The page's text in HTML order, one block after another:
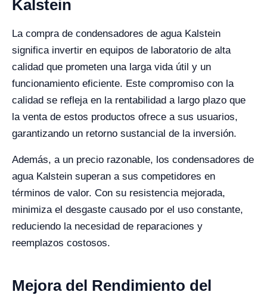
Kalstein
La compra de condensadores de agua Kalstein
significa invertir en equipos de laboratorio de alta
calidad que prometen una larga vida útil y un
funcionamiento eficiente. Este compromiso con la
calidad se refleja en la rentabilidad a largo plazo que
la venta de estos productos ofrece a sus usuarios,
garantizando un retorno sustancial de la inversión.
Además, a un precio razonable, los condensadores de
agua Kalstein superan a sus competidores en
términos de valor. Con su resistencia mejorada,
minimiza el desgaste causado por el uso constante,
reduciendo la necesidad de reparaciones y
reemplazos costosos.
Mejora del Rendimiento del